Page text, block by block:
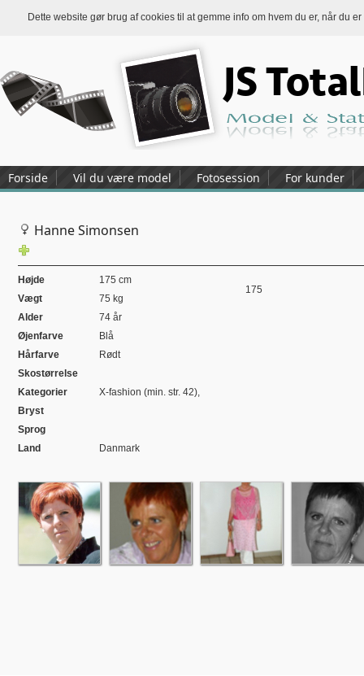
Dette website gør brug af cookies til at gemme info om hvem du er, når du
Forside Vil du være model Fotosession For kunder
Hanne Simonsen
Højde
175 cm
Vægt
75 kg
Alder
74 år
Øjenfarve
Blå
Hårfarve
Rødt
Skostørrelse
Kategorier
X-fashion (min. str. 42),
Bryst
Sprog
Land
Danmark
175